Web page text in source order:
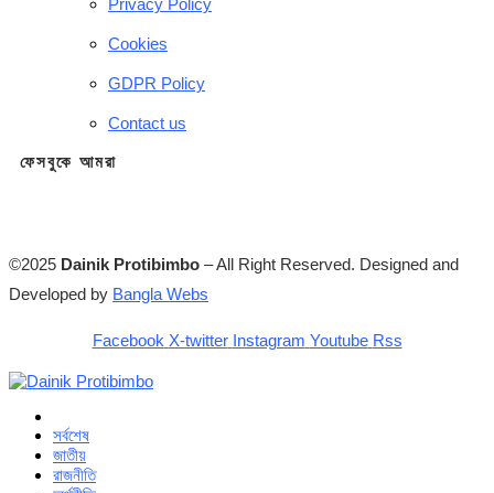
Cookies
GDPR Policy
Contact us
ফেসবুকে আমরা
©2025 Dainik Protibimbo – All Right Reserved. Designed and
Developed by Bangla Webs
Facebook X-twitter Instagram Youtube Rss
সর্বশেষ
জাতীয়
রাজনীতি